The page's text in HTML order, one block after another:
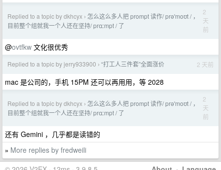
Replied to a topic by dkhcyx › 怎么这么多人把 prompt 读作/ prəˈmoʊt / ，
目前整个组就我一个人还在坚持/ prɑːmpt / 了
2
天
前
@ovtfkw 文化很优秀
Replied to a topic by jerry933900 › “打工人三件套”全面涨价 2 天前
mac 是公司的，手机 15PM 还可以再用用，等 2028
Replied to a topic by dkhcyx › 怎么这么多人把 prompt 读作/ prəˈmoʊt / ，
目前整个组就我一个人还在坚持/ prɑːmpt / 了
2
天
前
还有 Gemini ，几乎都是读错的
» More replies by fredweili